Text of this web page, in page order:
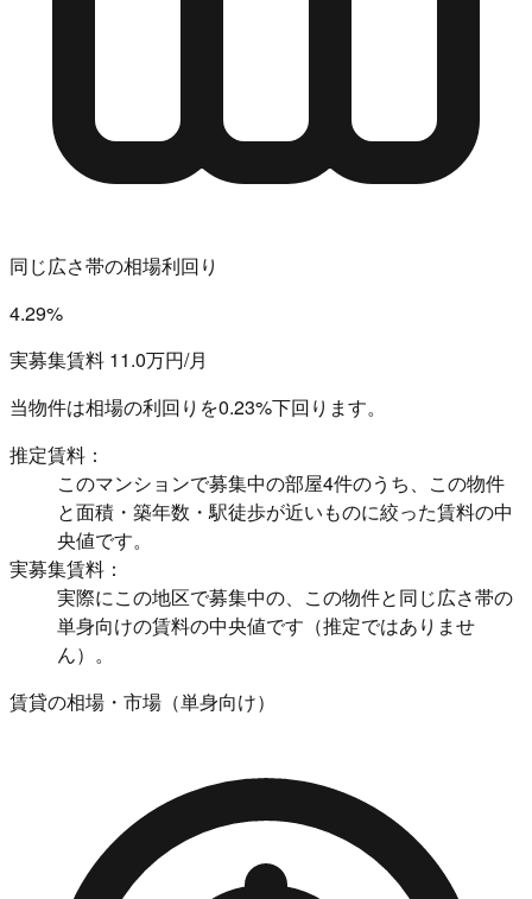
同じ広さ帯の相場利回り
4.29%
実募集賃料 11.0万円/月
当物件は相場の利回りを0.23%下回ります。
推定賃料：
このマンションで募集中の部屋4件のうち、この物件
と面積・築年数・駅徒歩が近いものに絞った賃料の中
央値です。
実募集賃料：
実際にこの地区で募集中の、この物件と同じ広さ帯の
単身向けの賃料の中央値です（推定ではありませ
ん）。
賃貸の相場・市場（単身向け）